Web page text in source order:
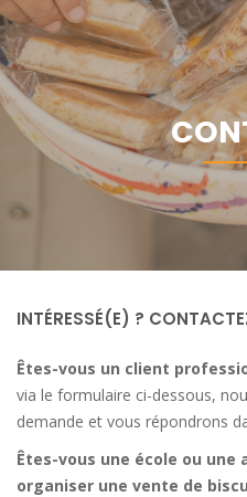
INTÉRESSÉ(E) ?
Êtes-vous un client
via le formulaire ci-dessous,
demande et vous répondrons
Êtes-vous une école ou
organiser une vente de